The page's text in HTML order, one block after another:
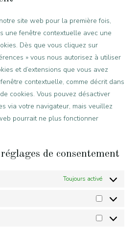
divers
site web pour la première fois,
une fenêtre contextuelle avec une
Dès que vous cliquez sur
» vous nous autorisez à utiliser
et d’extensions que vous avez
contextuelle, comme décrit dans
cookies. Vous pouvez désactiver
via votre navigateur, mais veuillez
pourrait ne plus fonctionner
de consentement
Toujours activé
Statistiques
Marketing